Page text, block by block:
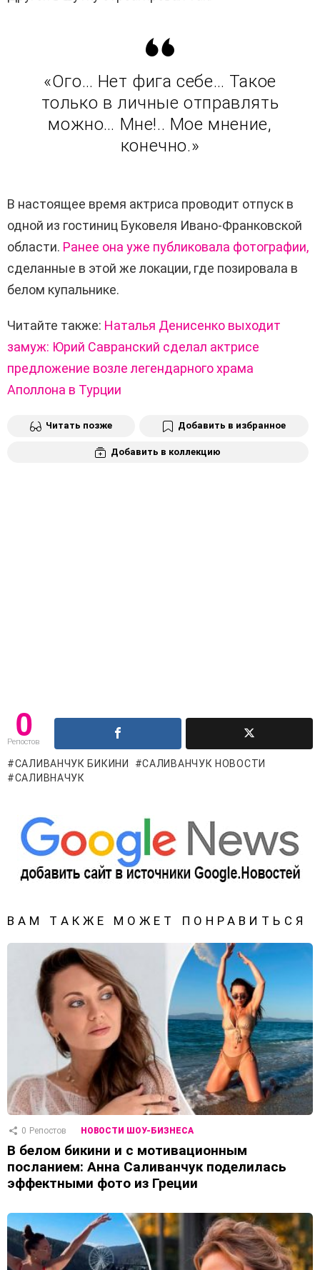
«Ого… Нет фига себе… Такое
только в личные отправлять
можно… Мне!.. Мое мнение,
конечно.»
В настоящее время актриса проводит отпуск в
одной из гостиниц Буковеля Ивано-Франковской
области. Ранее она уже публиковала фотографии,
сделанные в этой же локации, где позировала в
белом купальнике.
Читайте также: Наталья Денисенко выходит
замуж: Юрий Савранский сделал актрисе
предложение возле легендарного храма
Аполлона в Турции
Читать позже Добавить в избранное
Добавить в коллекцию
0
Репостов
САЛИВАНЧУК БИКИНИ
САЛИВАНЧУК НОВОСТИ
САЛИВНАЧУК
ВАМ ТАКЖЕ МОЖЕТ ПОНРАВИТЬСЯ
0 Репостов НОВОСТИ ШОУ-БИЗНЕСА
В белом бикини и с мотивационным
посланием: Анна Саливанчук поделилась
эффектными фото из Греции